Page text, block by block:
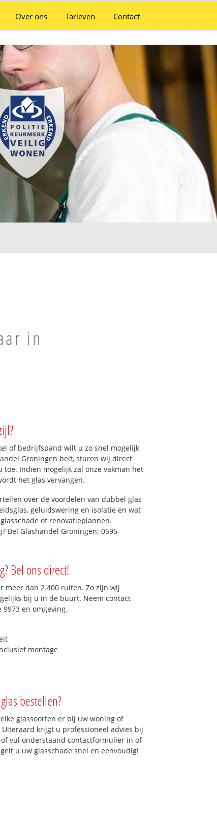
Over ons Tarieven Contact
in
of bedrijfspand wilt u zo snel mogelijk
Groningen belt, sturen wij direct
Indien mogelijk zal onze vakman het
het glas vervangen.
over de voordelen van dubbel glas
geluidswering en isolatie en wat
of renovatieplannen.
Bel Glashandel Groningen: 0595-
Bel ons direct!
meer dan 2.400 ruiten. Zo zijn wij
bij u in de buurt. Neem contact
en omgeving.
montage
bestellen?
glassoorten er bij uw woning of
krijgt u professioneel advies bij
vul onderstaand contactformulier in of
u uw glasschade snel en eenvoudig!